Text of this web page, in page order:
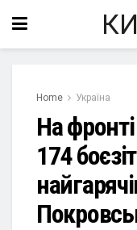
Home Україна
На
174